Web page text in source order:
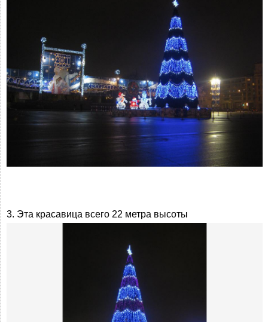
3. Эта красавица всего 22 метра высоты